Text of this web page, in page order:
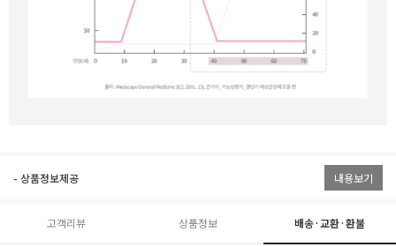
- 상품정보제공 내용보기
고객리뷰 상품정보 배송·교환·환불